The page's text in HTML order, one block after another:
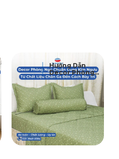
11
03-2026
Hướng Dẫn
Decor Phòng
Ngủ Chuẩn
Cung Kim Ngưu:
Từ Chất Liệu
Chăn Ga Đến
Cách Bày Trí